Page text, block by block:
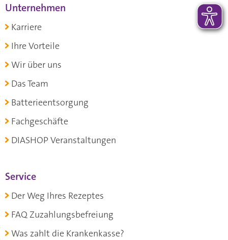
Unternehmen
Karriere
Ihre Vorteile
Wir über uns
Das Team
Batterieentsorgung
Fachgeschäfte
DIASHOP Veranstaltungen
Service
Der Weg Ihres Rezeptes
FAQ Zuzahlungsbefreiung
Was zahlt die Krankenkasse?